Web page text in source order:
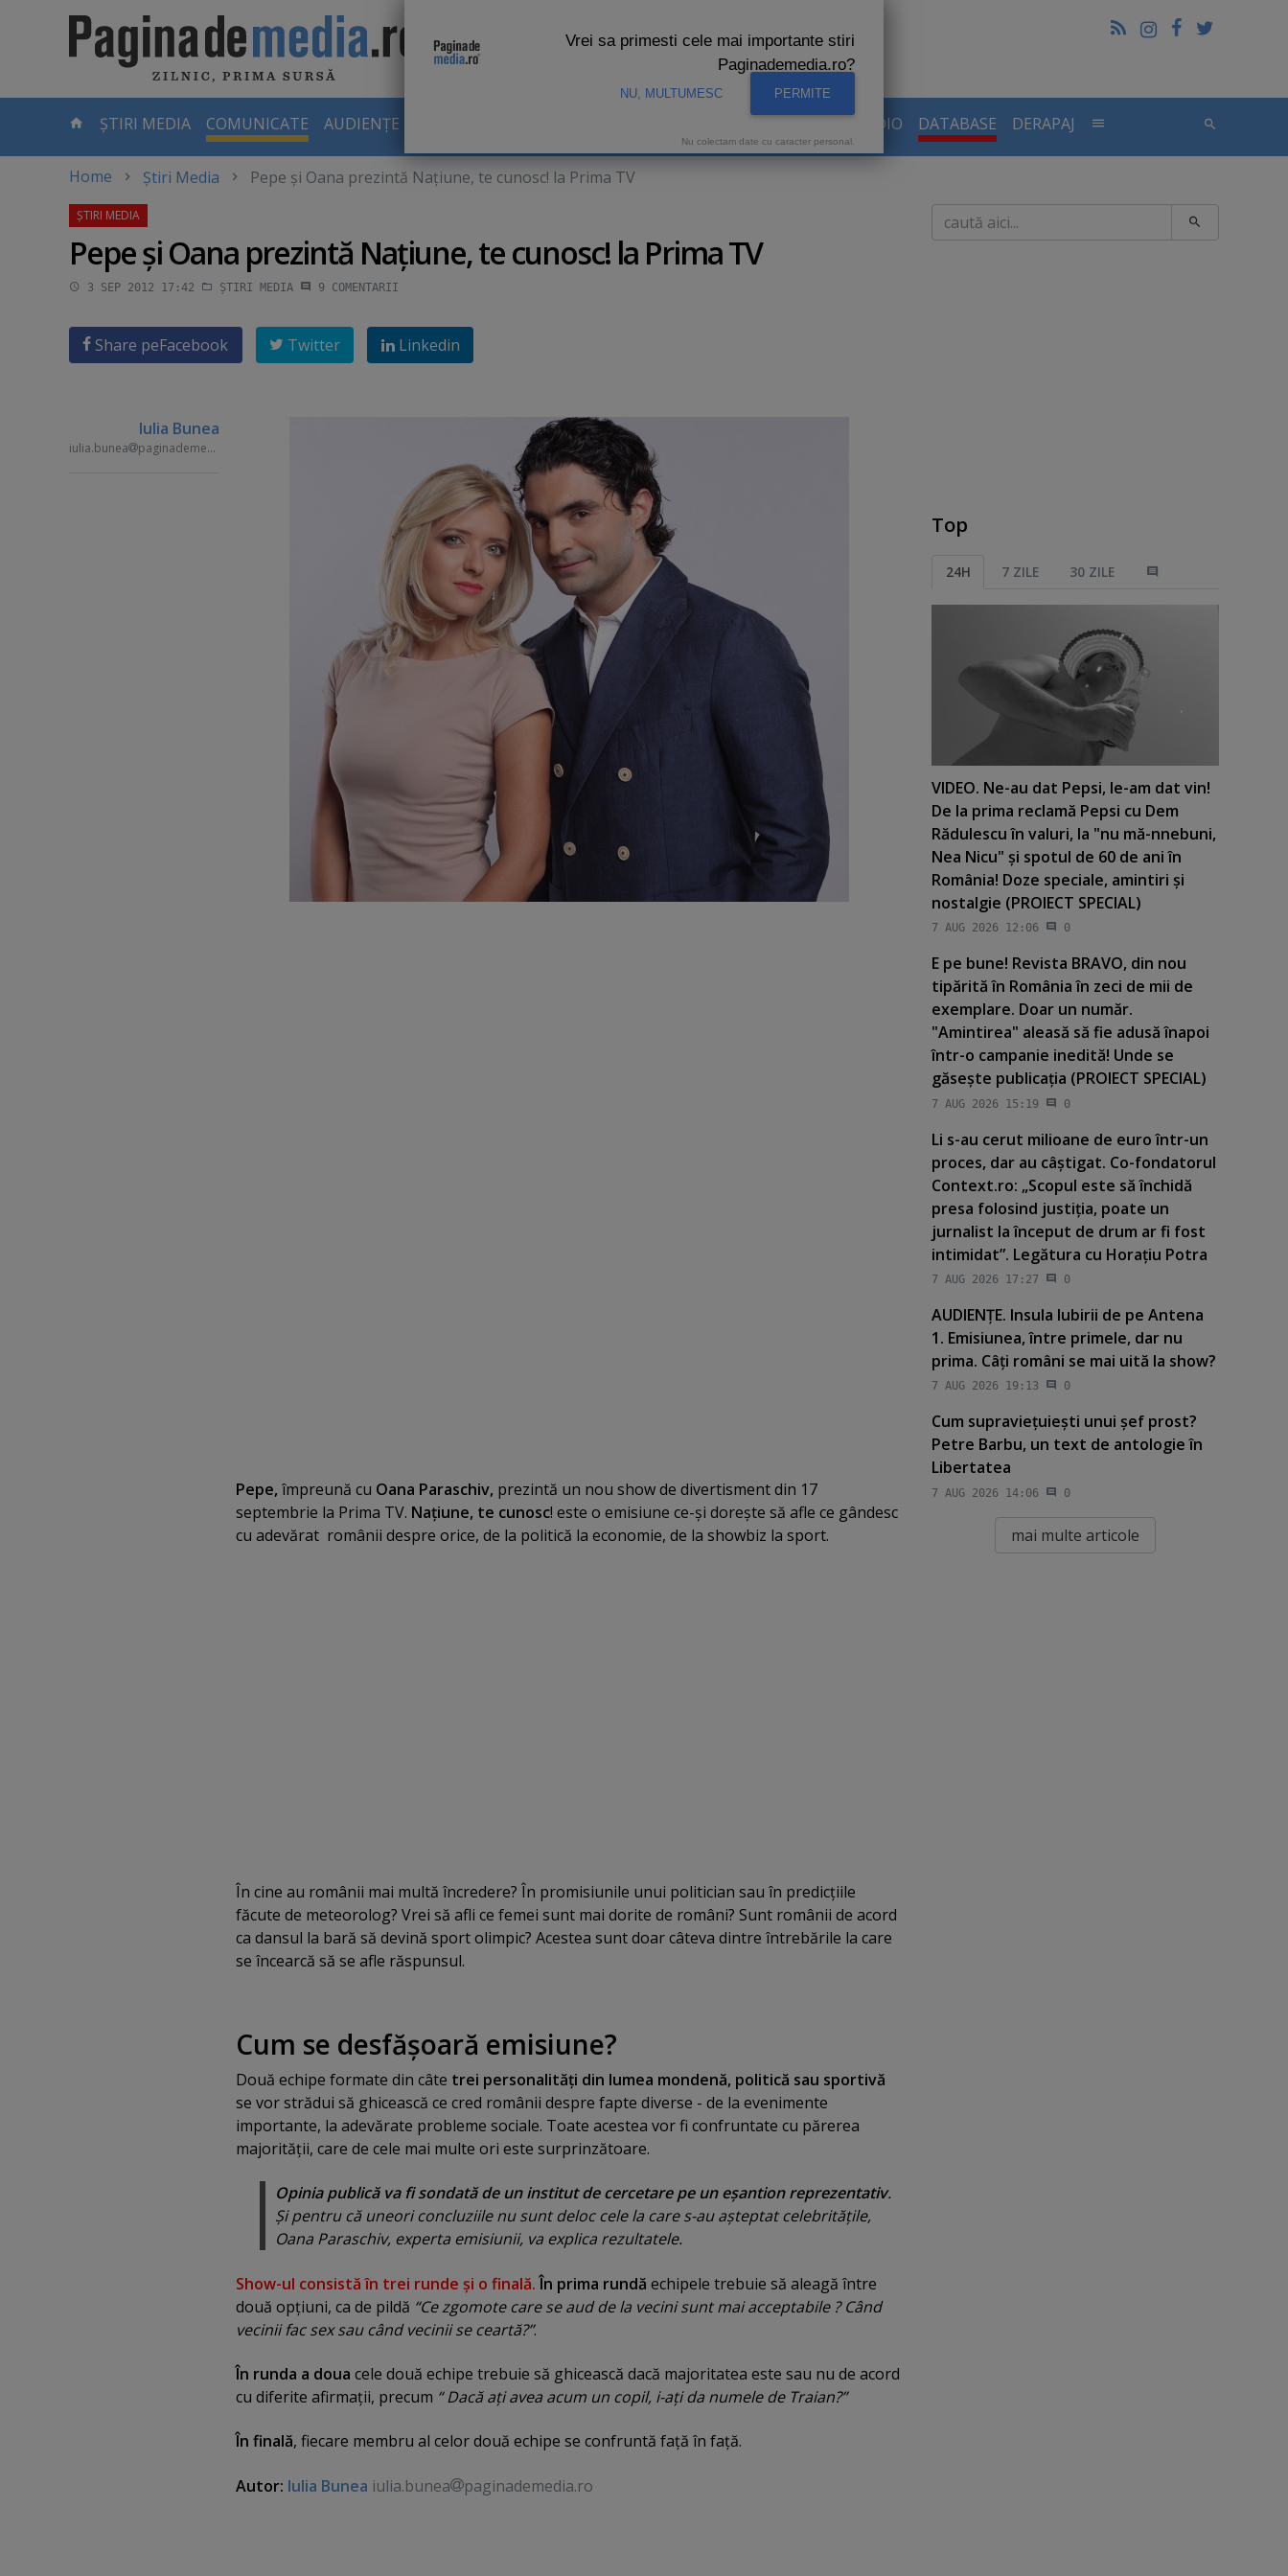
CURENTĂ
ȘTIRI MEDIA COMUNICATE AUDIENȚE TV AUDIENTE RADIO DATABASE DERAPAJ
Home Știri Media Pepe şi Oana prezintă Naţiune, te cunosc! la Prima TV
Pepe şi Oana prezintă Naţiune, te cunosc! la Prima TV
3 SEP 2012 17:42 ȘTIRI MEDIA 9 COMENTARII
Share peFacebook Twitter Linkedin
Iulia Bunea
iulia.bunea paginademedia.ro
Pepe, împreună cu Oana Paraschiv, prezintă un nou show de divertisment din 17
septembrie la Prima TV. Naţiune, te cunosc! este o emisiune ce-şi doreşte să afle ce gândesc
cu adevărat românii despre orice, de la politică la economie, de la showbiz la sport.
În cine au românii mai multă încredere? În promisiunile unui politician sau în predicţiile
făcute de meteorolog? Vrei să afli ce femei sunt mai dorite de români? Sunt românii de acord
ca dansul la bară să devină sport olimpic? Acestea sunt doar câteva dintre întrebările la care
se încearcă să se afle răspunsul.
Cum se desfăşoară emisiune?
Două echipe formate din câte trei personalităţi din lumea mondenă, politică sau sportivă
se vor strădui să ghicească ce cred românii despre fapte diverse - de la evenimente
importante, la adevărate probleme sociale. Toate acestea vor fi confruntate cu părerea
majorităţii, care de cele mai multe ori este surprinzătoare.
Opinia publică va fi sondată de un institut de cercetare pe un eşantion reprezentativ.
Şi pentru că uneori concluziile nu sunt deloc cele la care s-au aşteptat celebrităţile,
Oana Paraschiv, experta emisiunii, va explica rezultatele.
Show-ul consistă în trei runde şi o finală. În prima rundă echipele trebuie să aleagă între
două opţiuni, ca de pildă “Ce zgomote care se aud de la vecini sunt mai acceptabile ? Când
vecinii fac sex sau când vecinii se ceartă?”.
În runda a doua cele două echipe trebuie să ghicească dacă majoritatea este sau nu de acord
cu diferite afirmaţii, precum “ Dacă aţi avea acum un copil, i-aţi da numele de Traian?”
În finală, fiecare membru al celor două echipe se confruntă faţă în faţă.
Autor: Iulia Bunea iulia.bunea paginademedia.ro
Caută
Top
24H 7 ZILE 30 ZILE
VIDEO. Ne-au dat Pepsi, le-am dat vin!
De la prima reclamă Pepsi cu Dem
Rădulescu în valuri, la "nu mă-nnebuni,
Nea Nicu" şi spotul de 60 de ani în
România! Doze speciale, amintiri şi
nostalgie (PROIECT SPECIAL)
7 AUG 2026 12:06 0
E pe bune! Revista BRAVO, din nou
tipărită în România în zeci de mii de
exemplare. Doar un număr.
"Amintirea" aleasă să fie adusă înapoi
într-o campanie inedită! Unde se
găseşte publicaţia (PROIECT SPECIAL)
7 AUG 2026 15:19 0
Li s-au cerut milioane de euro într-un
proces, dar au câştigat. Co-fondatorul
Context.ro: „Scopul este să închidă
presa folosind justiţia, poate un
jurnalist la început de drum ar fi fost
intimidat”. Legătura cu Horaţiu Potra
7 AUG 2026 17:27 0
AUDIENŢE. Insula Iubirii de pe Antena
1. Emisiunea, între primele, dar nu
prima. Câţi români se mai uită la show?
7 AUG 2026 19:13 0
Cum supravieţuieşti unui şef prost?
Petre Barbu, un text de antologie în
Libertatea
7 AUG 2026 14:06 0
mai multe articole
Vrei sa primesti cele mai importante stiri
Paginademedia.ro?
NU, MULTUMESC PERMITE
Nu colectam date cu caracter personal.